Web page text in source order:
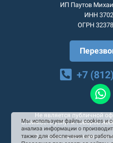
ИП Паутов
ИНН
ОГРН
+7
Не является публичной
Стоимость услуг и товаров
Согласие на рекламную
Мы используем файлы cookies и
анализа информации о
также для обеспечения его